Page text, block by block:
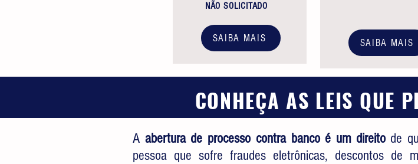
NÃO SOLICITADO
SAIBA MAIS SAIBA MAIS
CONHEÇA AS LEIS QUE
A abertura de processo contra banco é um direitode
pessoa que sofre fraudes eletrônicas, descontos de